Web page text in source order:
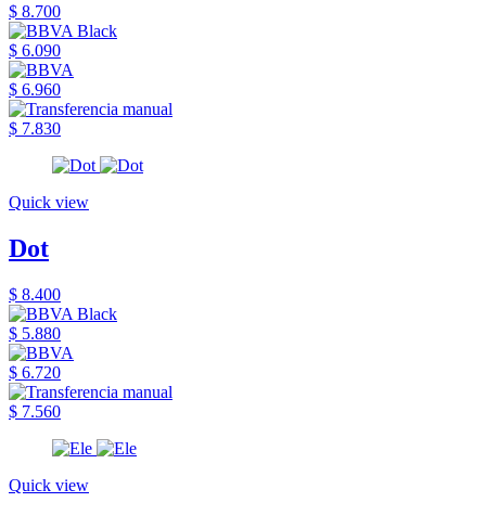
$ 8.700
$ 6.090
$ 6.960
$ 7.830
Quick view
Dot
$ 8.400
$ 5.880
$ 6.720
$ 7.560
Quick view